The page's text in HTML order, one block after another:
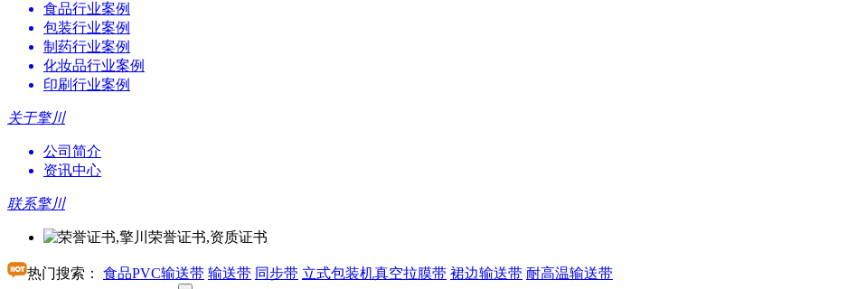
食品行业案例
包装行业案例
制药行业案例
化妆品行业案例
印刷行业案例
关于擎川
公司简介
资讯中心
联系擎川
热门搜索： 食品PVC输送带 输送带 同步带 立式包装机真空拉膜带 裙边输送带 耐高温输送带